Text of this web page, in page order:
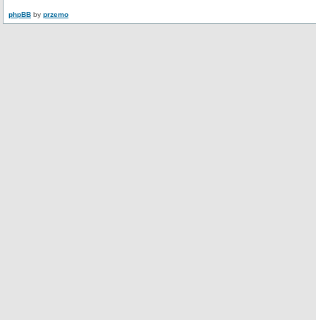
phpBB by przemo